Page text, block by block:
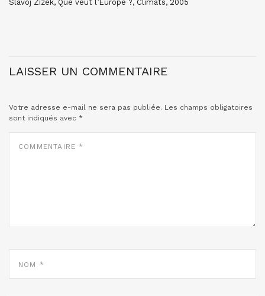
Slavoj Zizek, Que veut l’Europe ?, Climats, 2005
LAISSER UN COMMENTAIRE
Votre adresse e-mail ne sera pas publiée. Les champs obligatoires
sont indiqués avec *